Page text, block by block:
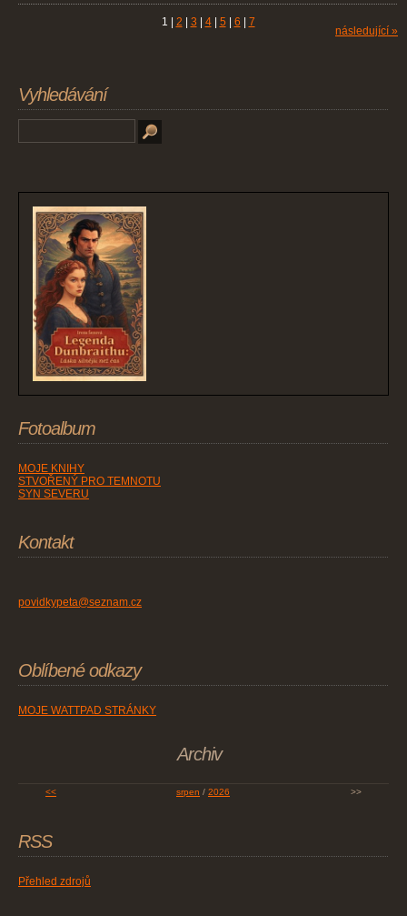
1 2 3 4 5 6 7
následující »
Vyhledávání
Fotoalbum
MOJE KNIHY
STVOŘENÝ PRO TEMNOTU
SYN SEVERU
Kontakt
povidkypeta@seznam.cz
Oblíbené odkazy
MOJE WATTPAD STRÁNKY
Archiv
<< srpen / 2026 >>
RSS
Přehled zdrojů